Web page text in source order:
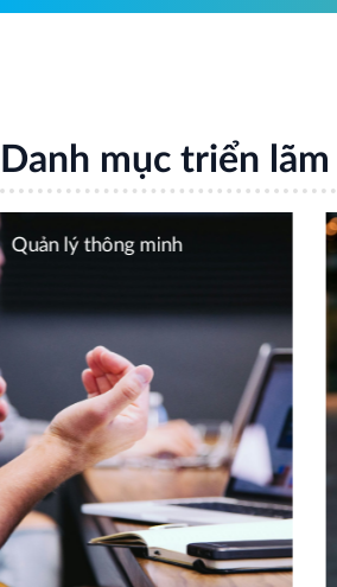
Danh mục triển lãm
Quản lý thông minh